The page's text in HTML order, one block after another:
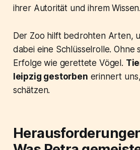
ihrer Autorität und ihrem Wissen.
Der Zoo hilft bedrohten Arten,
dabei eine Schlüsselrolle. Ohne
Erfolge wie gerettete Vögel.
leipzig gestorben erinnert
schätzen.